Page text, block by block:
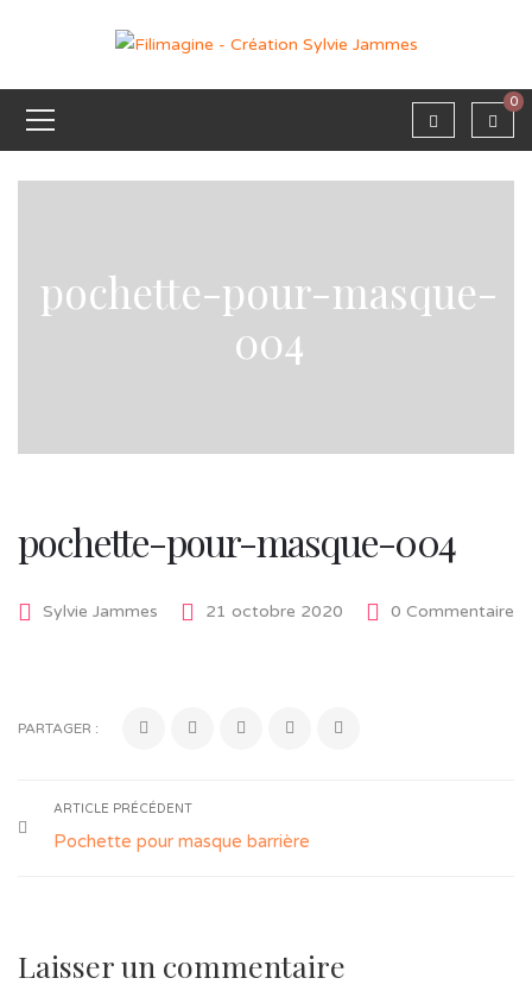
0
pochette-pour-masque-
004
pochette-pour-masque-004
Sylvie Jammes 21 octobre 2020 0 Commentaire
PARTAGER :
ARTICLE PRÉCÉDENT
Pochette pour masque barrière
Laisser un commentaire